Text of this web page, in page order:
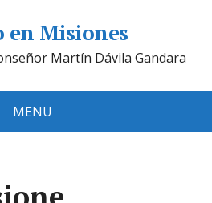
en Misiones
Martín Dávila Gandara
MENU